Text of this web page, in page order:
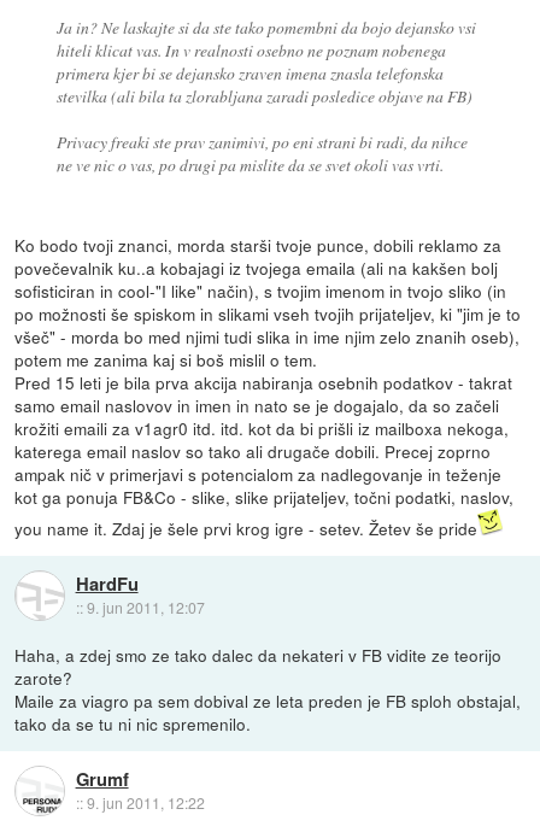
Ja in? Ne laskajte si da ste tako pomembni da bojo dejansko vsi
hiteli klicat vas. In v realnosti osebno ne poznam nobenega
primera kjer bi se dejansko zraven imena znasla telefonska
stevilka (ali bila ta zlorabljana zaradi posledice objave na FB)
Privacy freaki ste prav zanimivi, po eni strani bi radi, da nihce
ne ve nic o vas, po drugi pa mislite da se svet okoli vas vrti.
Ko bodo tvoji znanci, morda starši tvoje punce, dobili reklamo za
povečevalnik ku..a kobajagi iz tvojega emaila (ali na kakšen bolj
sofisticiran in cool-"I like" način), s tvojim imenom in tvojo sliko (in
po možnosti še spiskom in slikami vseh tvojih prijateljev, ki "jim je to
všeč" - morda bo med njimi tudi slika in ime njim zelo znanih oseb),
potem me zanima kaj si boš mislil o tem.
Pred 15 leti je bila prva akcija nabiranja osebnih podatkov - takrat
samo email naslovov in imen in nato se je dogajalo, da so začeli
krožiti emaili za v1agr0 itd. itd. kot da bi prišli iz mailboxa nekoga,
katerega email naslov so tako ali drugače dobili. Precej zoprno
ampak nič v primerjavi s potencialom za nadlegovanje in teženje
kot ga ponuja FB&Co - slike, slike prijateljev, točni podatki, naslov,
you name it. Zdaj je šele prvi krog igre - setev. Žetev še pride
HardFu
::9. jun 2011, 12:07
Haha, a zdej smo ze tako dalec da nekateri v FB vidite ze teorijo
zarote?
Maile za viagro pa sem dobival ze leta preden je FB sploh obstajal,
tako da se tu ni nic spremenilo.
Grumf
::9. jun 2011, 12:22